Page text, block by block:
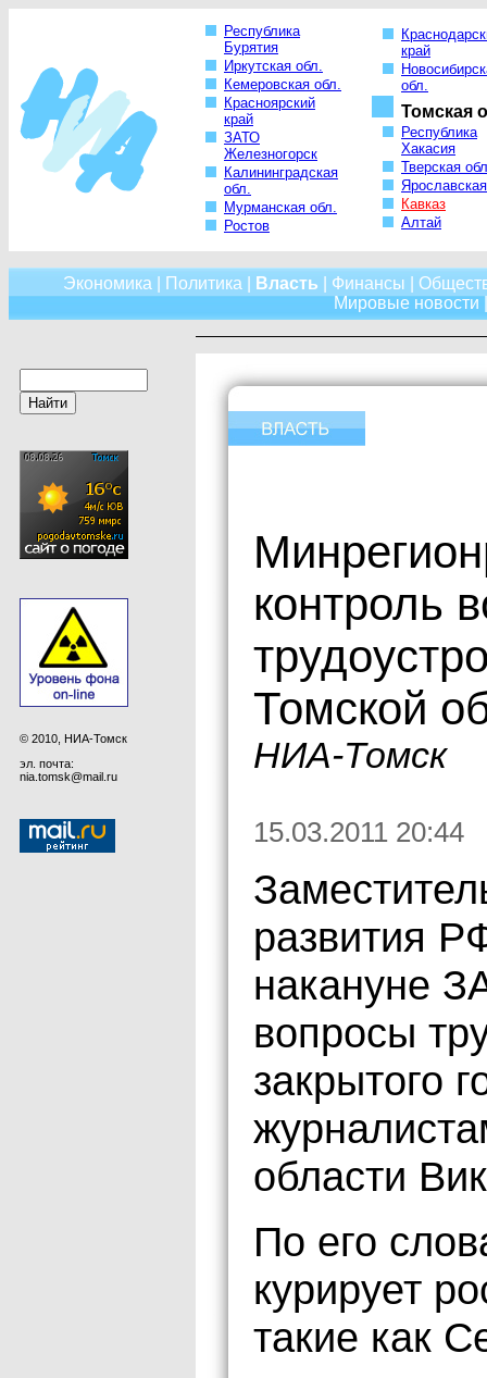
Республика
Бурятия
Иркутская обл.
Кемеровская обл.
Красноярский
край
ЗАТО
Железногорск
Калининградская
обл.
Мурманская обл.
Ростов
край
обл.
Томская
Республика
Хакасия
Тверская
Кавказ
Алтай
Экономика Политика Власть Финансы
Мировые новости
© 2010, НИА-Томск
эл. почта:
nia.tomsk@mail.ru
контроль
Томской
НИА-Томск
15.03.2011 20:44
развития
накануне
вопросы
закрытого
области
По его
курирует
такие как